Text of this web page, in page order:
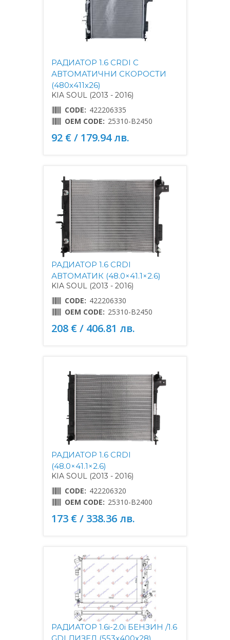
РАДИАТОР 1.6 CRDI С
АВТОМАТИЧНИ СКОРОСТИ
(480x411x26)
KIA SOUL (2013 - 2016)
CODE: 422206335
OEM CODE: 25310-B2450
92 € / 179.94 лв.
РАДИАТОР 1.6 CRDI
АВТОМАТИК (48.0×41.1×2.6)
KIA SOUL (2013 - 2016)
CODE: 422206330
OEM CODE: 25310-B2450
208 € / 406.81 лв.
РАДИАТОР 1.6 CRDI
(48.0×41.1×2.6)
KIA SOUL (2013 - 2016)
CODE: 422206320
OEM CODE: 25310-B2400
173 € / 338.36 лв.
РАДИАТОР 1.6i-2.0i БЕНЗИН /1.6